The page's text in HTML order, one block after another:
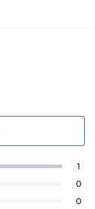
1
0
0